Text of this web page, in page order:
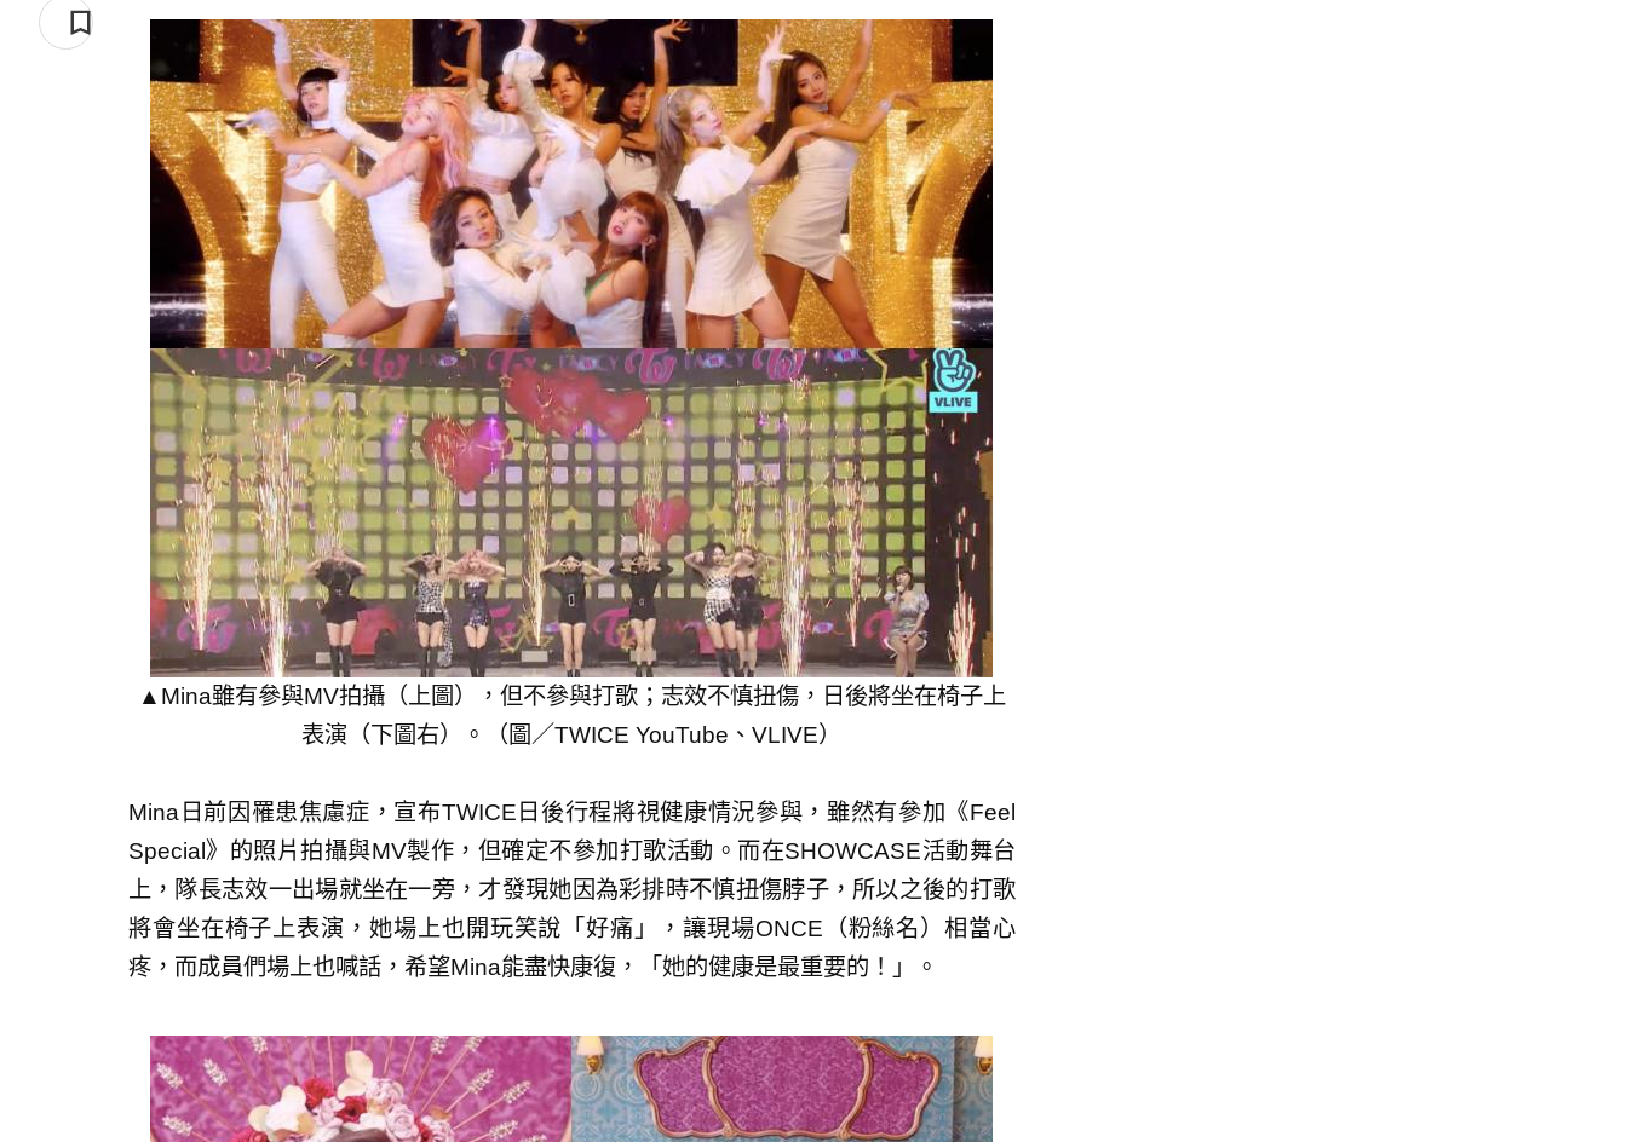
▲Mina雖有參與MV拍攝（上圖），但不參與打歌；志效不慎扭傷，日後將坐在椅子上
表演（下圖右）。（圖／TWICE YouTube、VLIVE）
Mina日前因罹患焦慮症，宣布TWICE日後行程將視健康情況參與，雖然有參加《Feel
Special》的照片拍攝與MV製作，但確定不參加打歌活動。而在SHOWCASE活動舞台
上，隊長志效一出場就坐在一旁，才發現她因為彩排時不慎扭傷脖子，所以之後的打歌
將會坐在椅子上表演，她場上也開玩笑說「好痛」，讓現場ONCE（粉絲名）相當心
疼，而成員們場上也喊話，希望Mina能盡快康復，「她的健康是最重要的！」。